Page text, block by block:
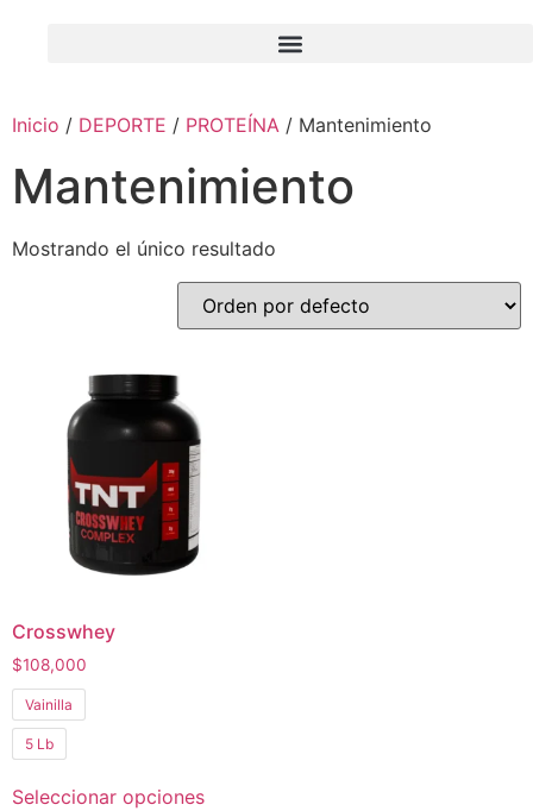
Inicio / DEPORTE / PROTEÍNA / Mantenimiento
Mantenimiento
Mostrando el único resultado
Crosswhey
$108,000
Vainilla
5 Lb
Seleccionar opciones